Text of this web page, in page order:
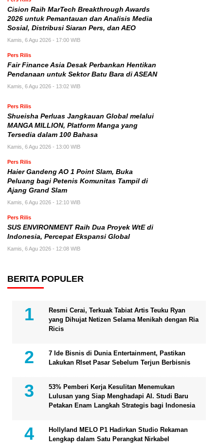
Cision Raih MarTech Breakthrough Awards
2026 untuk Pemantauan dan Analisis Media
Sosial, Distribusi Siaran Pers, dan AEO
Kamis, 6 Agu 2026 - 17:00 WIB
Pers Rilis
Fair Finance Asia Desak Perbankan Hentikan
Pendanaan untuk Sektor Batu Bara di ASEAN
Kamis, 6 Agu 2026 - 13:02 WIB
Pers Rilis
Shueisha Perluas Jangkauan Global melalui
MANGA MILLION, Platform Manga yang
Tersedia dalam 100 Bahasa
Kamis, 6 Agu 2026 - 13:00 WIB
Pers Rilis
Haier Gandeng AO 1 Point Slam, Buka
Peluang bagi Petenis Komunitas Tampil di
Ajang Grand Slam
Kamis, 6 Agu 2026 - 12:10 WIB
Pers Rilis
SUS ENVIRONMENT Raih Dua Proyek WtE di
Indonesia, Percepat Ekspansi Global
Kamis, 6 Agu 2026 - 12:08 WIB
BERITA POPULER
Resmi Cerai, Terkuak Tabiat Artis Teuku Ryan
yang Dihujat Netizen Selama Menikah dengan Ria
Ricis
7 Ide Bisnis di Dunia Entertainment, Pastikan
Lakukan RIset Pasar Sebelum Terjun Berbisnis
53% Pemberi Kerja Kesulitan Menemukan
Lulusan yang Siap Menghadapi AI. Studi Baru
Petakan Enam Langkah Strategis bagi Indonesia
Hollyland MELO P1 Hadirkan Studio Rekaman
Lengkap dalam Satu Perangkat Nirkabel